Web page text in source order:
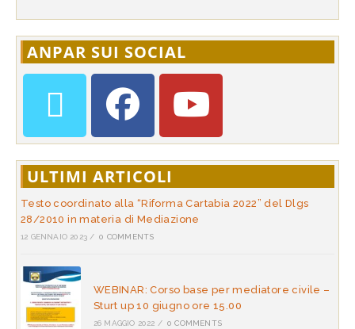
ANPAR SUI SOCIAL
ULTIMI ARTICOLI
Testo coordinato alla “Riforma Cartabia 2022” del Dlgs
28/2010 in materia di Mediazione
12 GENNAIO 2023 / 0 COMMENTS
WEBINAR: Corso base per mediatore civile –
Sturt up 10 giugno ore 15.00
26 MAGGIO 2022 / 0 COMMENTS